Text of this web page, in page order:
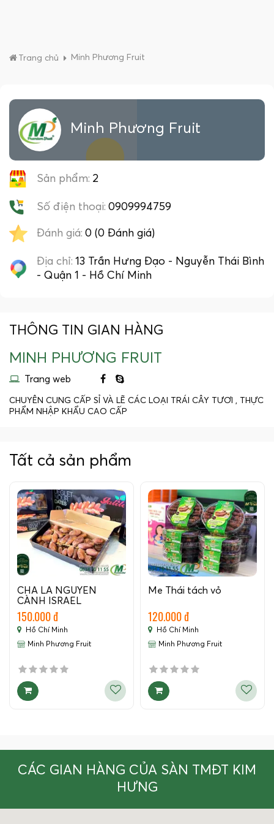
Trang chủ Minh Phương Fruit
Minh Phương Fruit
Sản phẩm: 2
Số điện thoại: 0909994759
Đánh giá: 0 (0 Đánh giá)
Địa chỉ: 13 Trần Hưng Đạo - Nguyễn Thái Bình
- Quận 1 - Hồ Chí Minh
THÔNG TIN GIAN HÀNG
MINH PHƯƠNG FRUIT
Trang web
CHUYÊN CUNG CẤP SỈ VÀ LẼ CÁC LOẠI TRÁI CÂY TƯƠI , THỰC
PHẨM NHẬP KHẨU CAO CẤP
Tất cả sản phẩm
CHÀ LÀ NGUYÊN
CÀNH ISRAEL
150.000 đ
Hồ Chí Minh
Minh Phương Fruit
Me Thái tách vỏ
120.000 đ
Hồ Chí Minh
Minh Phương Fruit
CÁC GIAN HÀNG CỦA SÀN TMĐT KIM
HƯNG